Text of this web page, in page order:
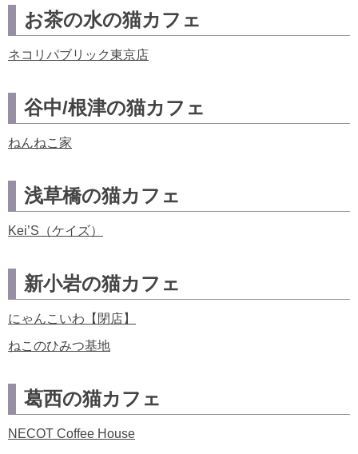
お茶の水の猫カフェ
ネコリパブリック東京店
谷中/根津の猫カフェ
ねんねこ家
浅草橋の猫カフェ
Kei’S（ケイズ）
新小岩の猫カフェ
にゃんこいわ【閉店】
ねこのひみつ基地
葛西の猫カフェ
NECOT Coffee House